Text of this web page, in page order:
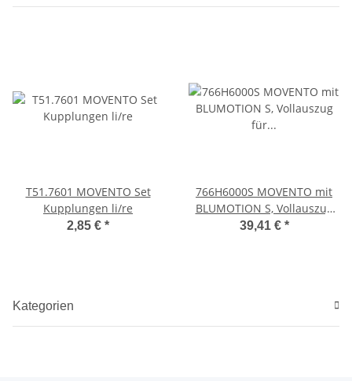
T51.7601 MOVENTO Set
Kupplungen li/re
2,85 € *
766H6000S MOVENTO mit
BLUMOTION S, Vollauszug
für Holzschubkasten, 70 kg,
39,41 € *
Kategorien